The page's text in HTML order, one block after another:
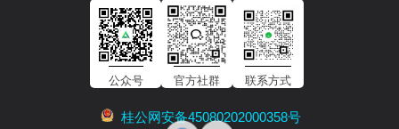
公众号 官方社群 联系方式
桂公网安备45080202000358号